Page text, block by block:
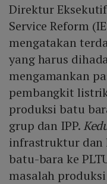
Direktur
Service Reform
mengatakan
yang harus
mengamankan
pembangkit
produksi batu
grup dan IPP.
infrastruktur dan
batu-bara ke
masalah